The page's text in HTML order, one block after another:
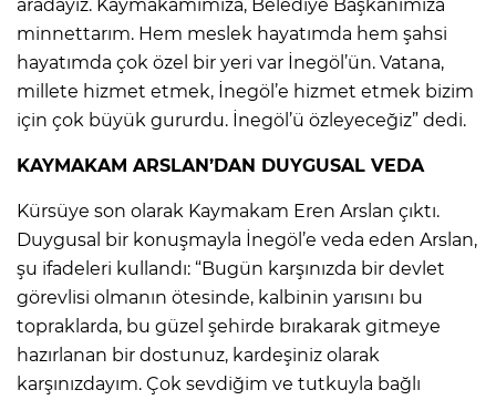
aradayız. Kaymakamımıza, Belediye Başkanımıza
minnettarım. Hem meslek hayatımda hem şahsi
hayatımda çok özel bir yeri var İnegöl’ün. Vatana,
millete hizmet etmek, İnegöl’e hizmet etmek bizim
için çok büyük gururdu. İnegöl’ü özleyeceğiz” dedi.
KAYMAKAM ARSLAN’DAN DUYGUSAL VEDA
Kürsüye son olarak Kaymakam Eren Arslan çıktı.
Duygusal bir konuşmayla İnegöl’e veda eden Arslan,
şu ifadeleri kullandı: “Bugün karşınızda bir devlet
görevlisi olmanın ötesinde, kalbinin yarısını bu
topraklarda, bu güzel şehirde bırakarak gitmeye
hazırlanan bir dostunuz, kardeşiniz olarak
karşınızdayım. Çok sevdiğim ve tutkuyla bağlı